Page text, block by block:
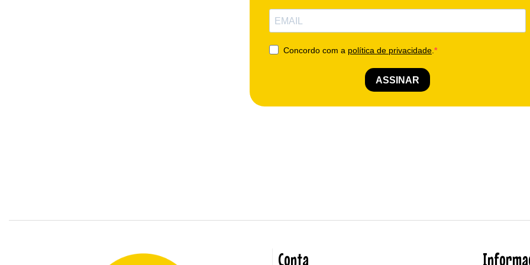
Conta